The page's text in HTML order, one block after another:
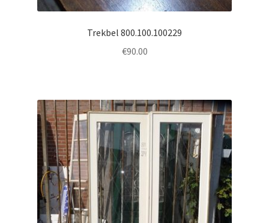
Trekbel 800.100.100229
€90.00